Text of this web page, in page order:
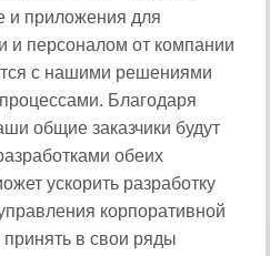
и приложения для
и персоналом от компании
с нашими решениями
Благодаря
общие заказчики будут
обеих
ускорить разработку
корпоративной
в свои ряды